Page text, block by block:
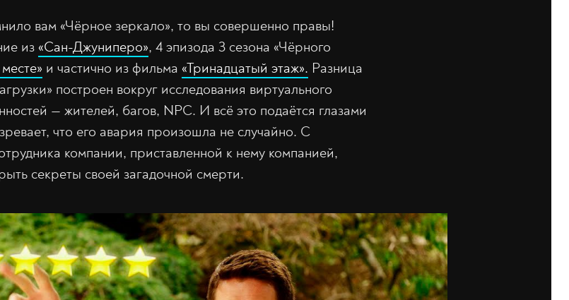
вам «Чёрное зеркало», то вы совершенно правы!
из «Сан-Джуниперо», 4 эпизода 3 сезона «Чёрного
и частично из фильма «Тринадцатый этаж». Разница
построен вокруг исследования виртуального
— жителей, багов, NPC. И всё это подаётся глазами
что его авария произошла не случайно. С
компании, приставленной к нему компанией,
секреты своей загадочной смерти.